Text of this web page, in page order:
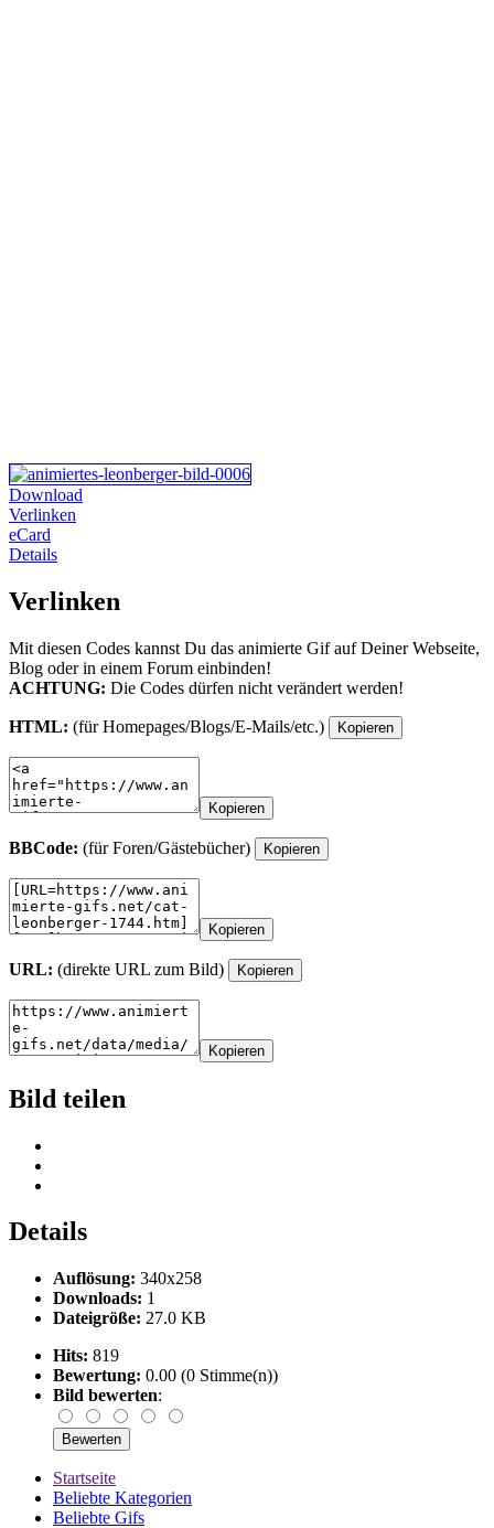
Download
Verlinken
eCard
Details
Verlinken
Mit diesen Codes kannst Du das animierte Gif auf Deiner Webseite,
Blog oder in einem Forum einbinden!
ACHTUNG: Die Codes dürfen nicht verändert werden!
HTML: (für Homepages/Blogs/E-Mails/etc.) Kopieren
Kopieren
BBCode: (für Foren/Gästebücher) Kopieren
Kopieren
URL: (direkte URL zum Bild) Kopieren
Kopieren
Bild teilen
Details
Auflösung: 340x258
Downloads: 1
Dateigröße: 27.0 KB
Hits: 819
Bewertung: 0.00 (0 Stimme(n))
Bild bewerten:
Startseite
Beliebte Kategorien
Beliebte Gifs